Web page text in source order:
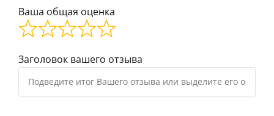
Ваша общая оценка
Заголовок вашего отзыва